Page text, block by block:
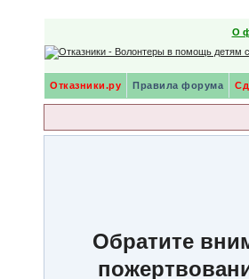
О
Отказники.ру Правила форума
Обратите